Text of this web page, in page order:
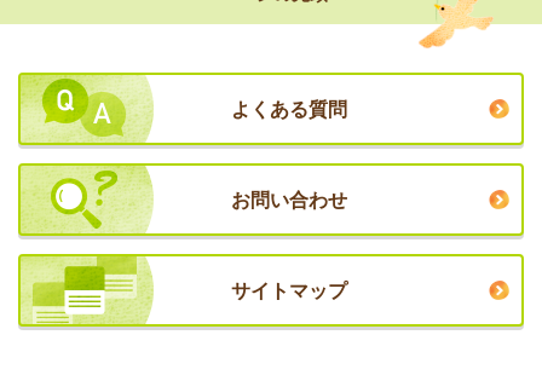
よくある質問
お問い合わせ
サイトマップ